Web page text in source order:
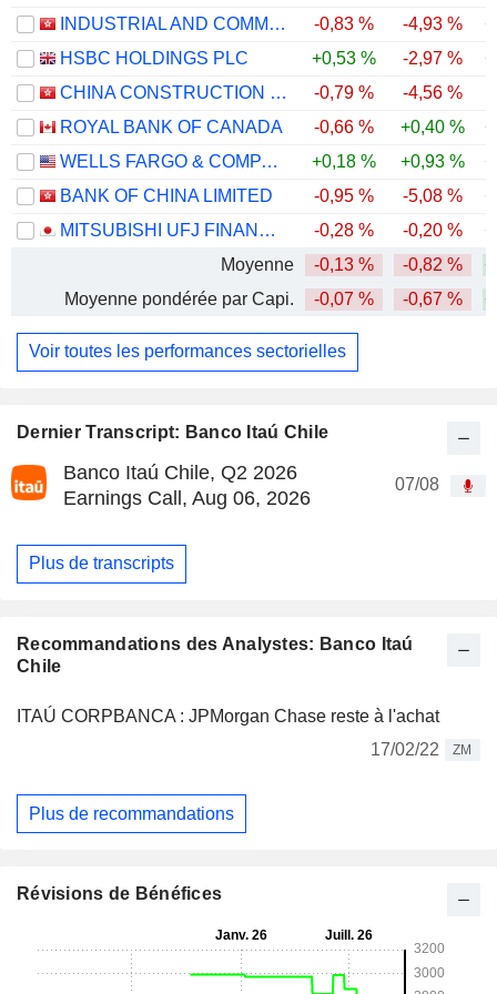
Dernier Transcript: Banco Itaú Chile
Banco Itaú Chile, Q2 2026
Earnings Call, Aug 06, 2026
07/08
Plus de transcripts
Recommandations des Analystes: Banco Itaú
Chile
ITAÚ CORPBANCA : JPMorgan Chase reste à l'achat
17/02/22
ZM
Plus de recommandations
INDUSTRIAL AND COMMERCIAL BANK OF CHINA LIMITED
-0,83 % -4,93 %
HSBC HOLDINGS PLC
+0,53 % -2,97 %
CHINA CONSTRUCTION BANK CORPORATION
-0,79 % -4,56 %
ROYAL BANK OF CANADA
-0,66 % +0,40 %
WELLS FARGO & COMPANY
+0,18 % +0,93 %
BANK OF CHINA LIMITED
-0,95 % -5,08 %
MITSUBISHI UFJ FINANCIAL GROUP, INC.
-0,28 % -0,20 %
Moyenne
-0,13 % -0,82 %
Moyenne pondérée par Capi.
-0,07 % -0,67 %
Voir toutes les performances sectorielles
Révisions de Bénéfices